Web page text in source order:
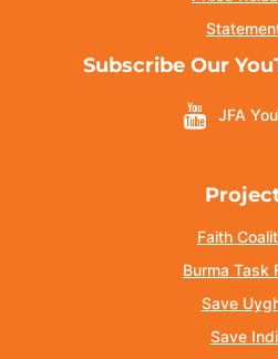
Subscribe Our
JFA
Faith
Burma Task
Save
Save